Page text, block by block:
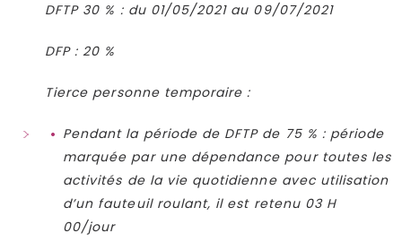
DFTP 30 % : du 01/05/2021 au 09/07/2021
DFP : 20 %
Tierce personne temporaire :
Pendant la période de DFTP de 75 % : période
marquée par une dépendance pour toutes les
activités de la vie quotidienne avec utilisation
d’un fauteuil roulant, il est retenu 03 H
00/jour